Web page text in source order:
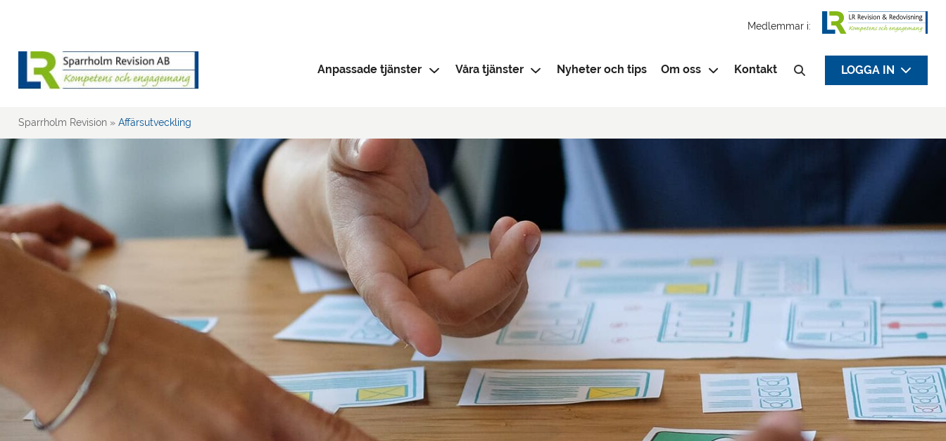
Medlemmar i:
Anpassade tjänster Våra tjänster Nyheter och tips Om oss Kontakt
Sök efter:
LOGGA IN
Sparrholm Revision » Affärsutveckling